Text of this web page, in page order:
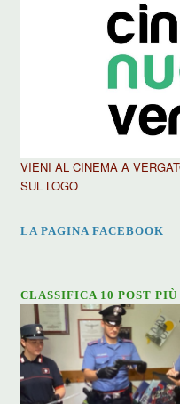
VIENI AL CINEMA A
SUL LOGO
LA PAGINA FACEBOOK
CLASSIFICA 10 POST